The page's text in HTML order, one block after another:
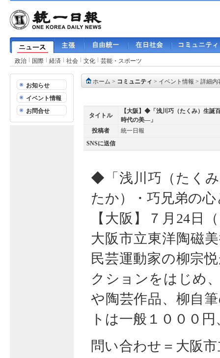
政治 国際 経済 社会 文化 芸能・スポーツ
お知らせ
イベント情報
お問合せ
ホーム > コミュニティ > イベント情報 > 詳細内
タイトル
【大阪】◆「浅川巧（たくみ）生
時代の美―」
投稿者
統一日報
SNSに送信
◆「浅川巧（たく
たか）・巧兄弟の
【大阪】７月24日
大阪市立東洋陶磁
民芸運動家の柳宗
クションをはじめ
や陶芸作品、柳自
トは一般１０００
問い合わせ＝大阪